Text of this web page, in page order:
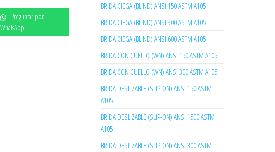
Preguntar por
WhatsApp
BRIDA CIEGA (BLIND) ANSI 150 ASTM A105
BRIDA CIEGA (BLIND) ANSI 300 ASTM A105
BRIDA CIEGA (BLIND) ANSI 600 ASTM A105
BRIDA CON CUELLO (WN) ANSI 150 ASTM A105
BRIDA CON CUELLO (WN) ANSI 300 ASTM A105
BRIDA DESLIZABLE (SLIP-ON) ANSI 150 ASTM
A105
BRIDA DESLIZABLE (SLIP-ON) ANSI 1500 ASTM
A105
BRIDA DESLIZABLE (SLIP-ON) ANSI 300 ASTM